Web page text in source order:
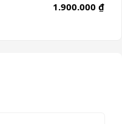
1.900.000 ₫